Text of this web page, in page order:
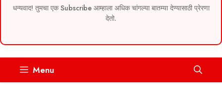
धन्यवाद! तुमचा एक Subscribe आम्हाला अधिक चांगल्या बातम्या देण्यासाठी प्रेरणा
देतो.
Menu